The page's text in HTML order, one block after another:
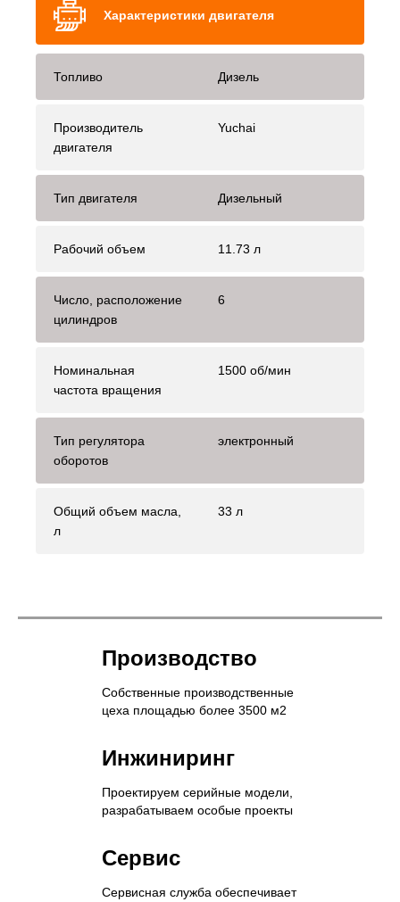
Характеристики двигателя
Топливо Дизель
Производитель
двигателя
Yuchai
Тип двигателя Дизельный
Рабочий объем 11.73 л
Число, расположение
цилиндров
6
Номинальная
частота вращения
1500 об/мин
Тип регулятора
оборотов
электронный
Общий объем масла,
л
33 л
Производство
Собственные производственные
цеха площадью более 3500 м2
Инжиниринг
Проектируем серийные модели,
разрабатываем особые проекты
Сервис
Сервисная служба обеспечивает